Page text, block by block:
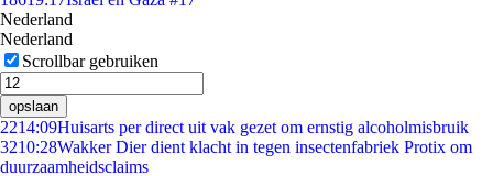
Nederland
Nederland
Scrollbar gebruiken
opslaan
2214:09Huisarts per direct uit vak gezet om ernstig alcoholmisbruik
3210:28Wakker Dier dient klacht in tegen insectenfabriek Protix om
duurzaamheidsclaims